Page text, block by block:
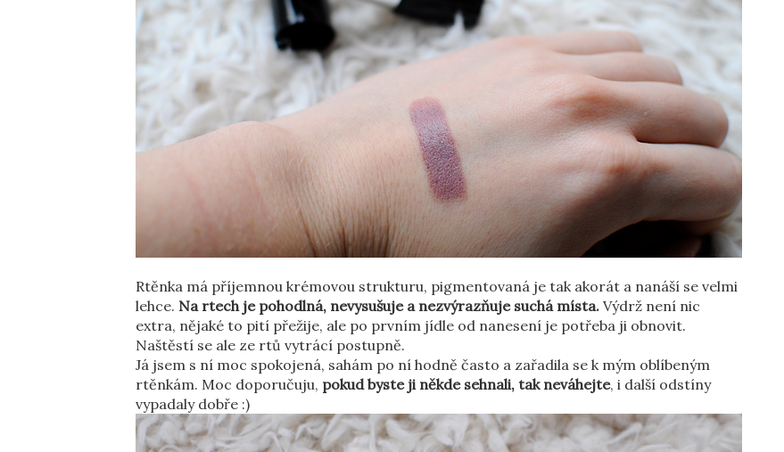
Rtěnka má příjemnou krémovou strukturu, pigmentovaná je tak akorát a nanáší se velmi
lehce. Na rtech je pohodlná, nevysušuje a nezvýrazňuje suchá místa. Výdrž není nic
extra, nějaké to pití přežije, ale po prvním jídle od nanesení je potřeba ji obnovit.
Naštěstí se ale ze rtů vytrácí postupně.
Já jsem s ní moc spokojená, sahám po ní hodně často a zařadila se k mým oblíbeným
rtěnkám. Moc doporučuju, pokud byste ji někde sehnali, tak neváhejte, i další odstíny
vypadaly dobře :)